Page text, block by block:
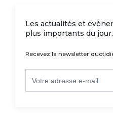
Les actualités et
plus importants du jour.
Recevez la newsletter